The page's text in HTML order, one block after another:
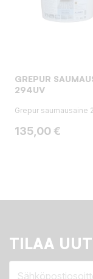
GREPUR
294UV
Grepur saumausaine
Hinta
135,00 €
TILAA